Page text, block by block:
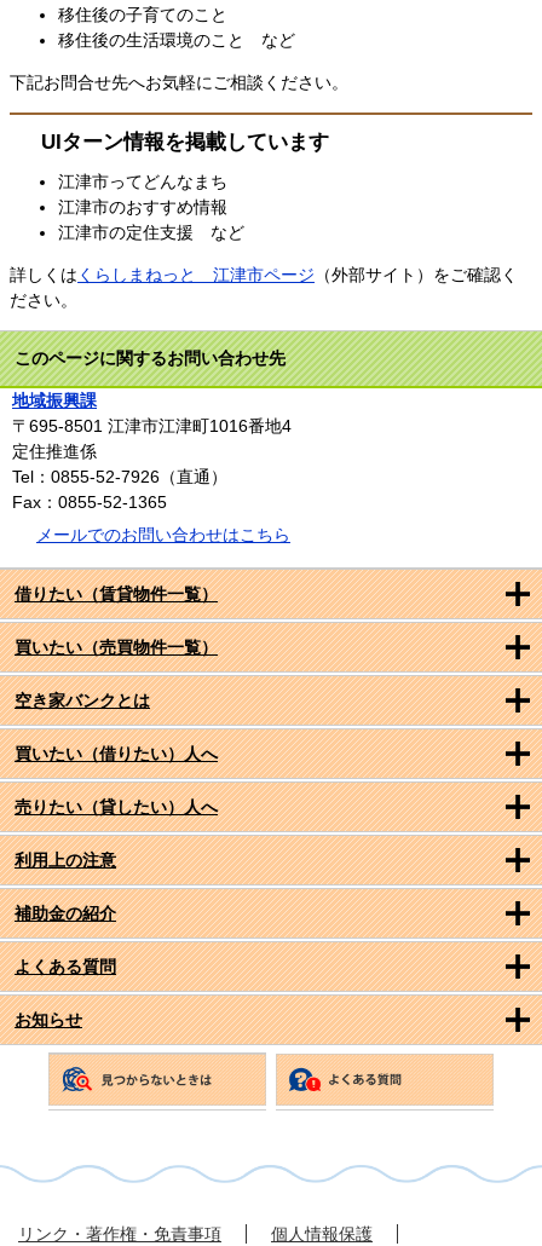
借りたい（賃貸物件一覧）
買いたい（売買物件一覧）
空き家バンクとは
買いたい（借りたい）人へ
売りたい（貸したい）人へ
利用上の注意
補助金の紹介
よくある質問
お知らせ
移住後の子育てのこと
移住後の生活環境のこと など
下記お問合せ先へお気軽にご相談ください。
UIターン情報を掲載しています
江津市ってどんなまち
江津市のおすすめ情報
江津市の定住支援 など
詳しくは くらしまねっと 江津市ページ （外部サイト） をご確認く
ださい。
このページに関するお問い合わせ先
地域振興課
〒695-8501 江津市江津町1016番地4
定住推進係
Tel：0855-52-7926（直通）
Fax：0855-52-1365
メールでのお問い合わせはこちら
リンク・著作権・免責事項
個人情報保護